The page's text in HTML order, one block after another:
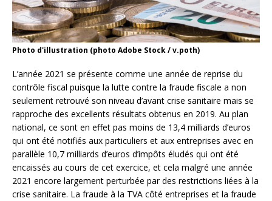
Photo d'illustration (photo Adobe Stock / v.poth)
L’année 2021 se présente comme une année de reprise du
contrôle fiscal puisque la lutte contre la fraude fiscale a non
seulement retrouvé son niveau d’avant crise sanitaire mais se
rapproche des excellents résultats obtenus en 2019. Au plan
national, ce sont en effet pas moins de 13,4 milliards d’euros
qui ont été notifiés aux particuliers et aux entreprises avec en
parallèle 10,7 milliards d’euros d’impôts éludés qui ont été
encaissés au cours de cet exercice, et cela malgré une année
2021 encore largement perturbée par des restrictions liées à la
crise sanitaire. La fraude à la TVA côté entreprises et la fraude